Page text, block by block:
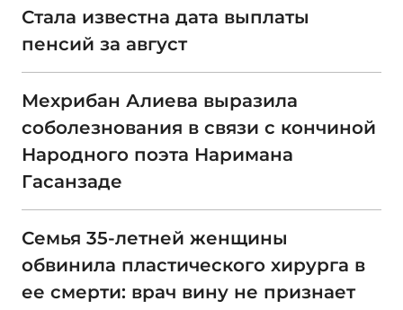
Стала известна дата выплаты
пенсий за август
Мехрибан Алиева выразила
соболезнования в связи с кончиной
Народного поэта Наримана
Гасанзаде
Семья 35-летней женщины
обвинила пластического хирурга в
ее смерти: врач вину не признает